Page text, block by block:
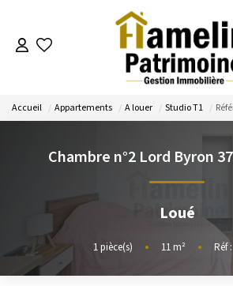
NOTRE AGENCE
Présentation
Nos Actualités
ESTIMATION
Accueil Appartements A louer Studio T1
Chambre n°2 Lord Byron
Loué
1pièce(s) • 11m² • Réf